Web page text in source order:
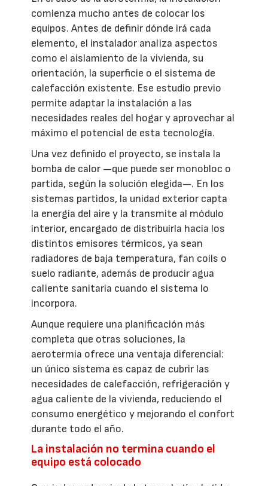
comienza mucho antes de colocar los
equipos. Antes de definir dónde irá cada
elemento, el instalador analiza aspectos
como el aislamiento de la vivienda, su
orientación, la superficie o el sistema de
calefacción existente. Ese estudio previo
permite adaptar la instalación a las
necesidades reales del hogar y aprovechar al
máximo el potencial de esta tecnología.
Una vez definido el proyecto, se instala la
bomba de calor —que puede ser monobloc o
partida, según la solución elegida—. En los
sistemas partidos, la unidad exterior capta
la energía del aire y la transmite al módulo
interior, encargado de distribuirla hacia los
distintos emisores térmicos, ya sean
radiadores de baja temperatura, fan coils o
suelo radiante, además de producir agua
caliente sanitaria cuando el sistema lo
incorpora.
Aunque requiere una planificación más
completa que otras soluciones, la
aerotermia ofrece una ventaja diferencial:
un único sistema es capaz de cubrir las
necesidades de calefacción, refrigeración y
agua caliente de la vivienda, reduciendo el
consumo energético y mejorando el confort
durante todo el año.
La instalación no termina cuando el
equipo está colocado